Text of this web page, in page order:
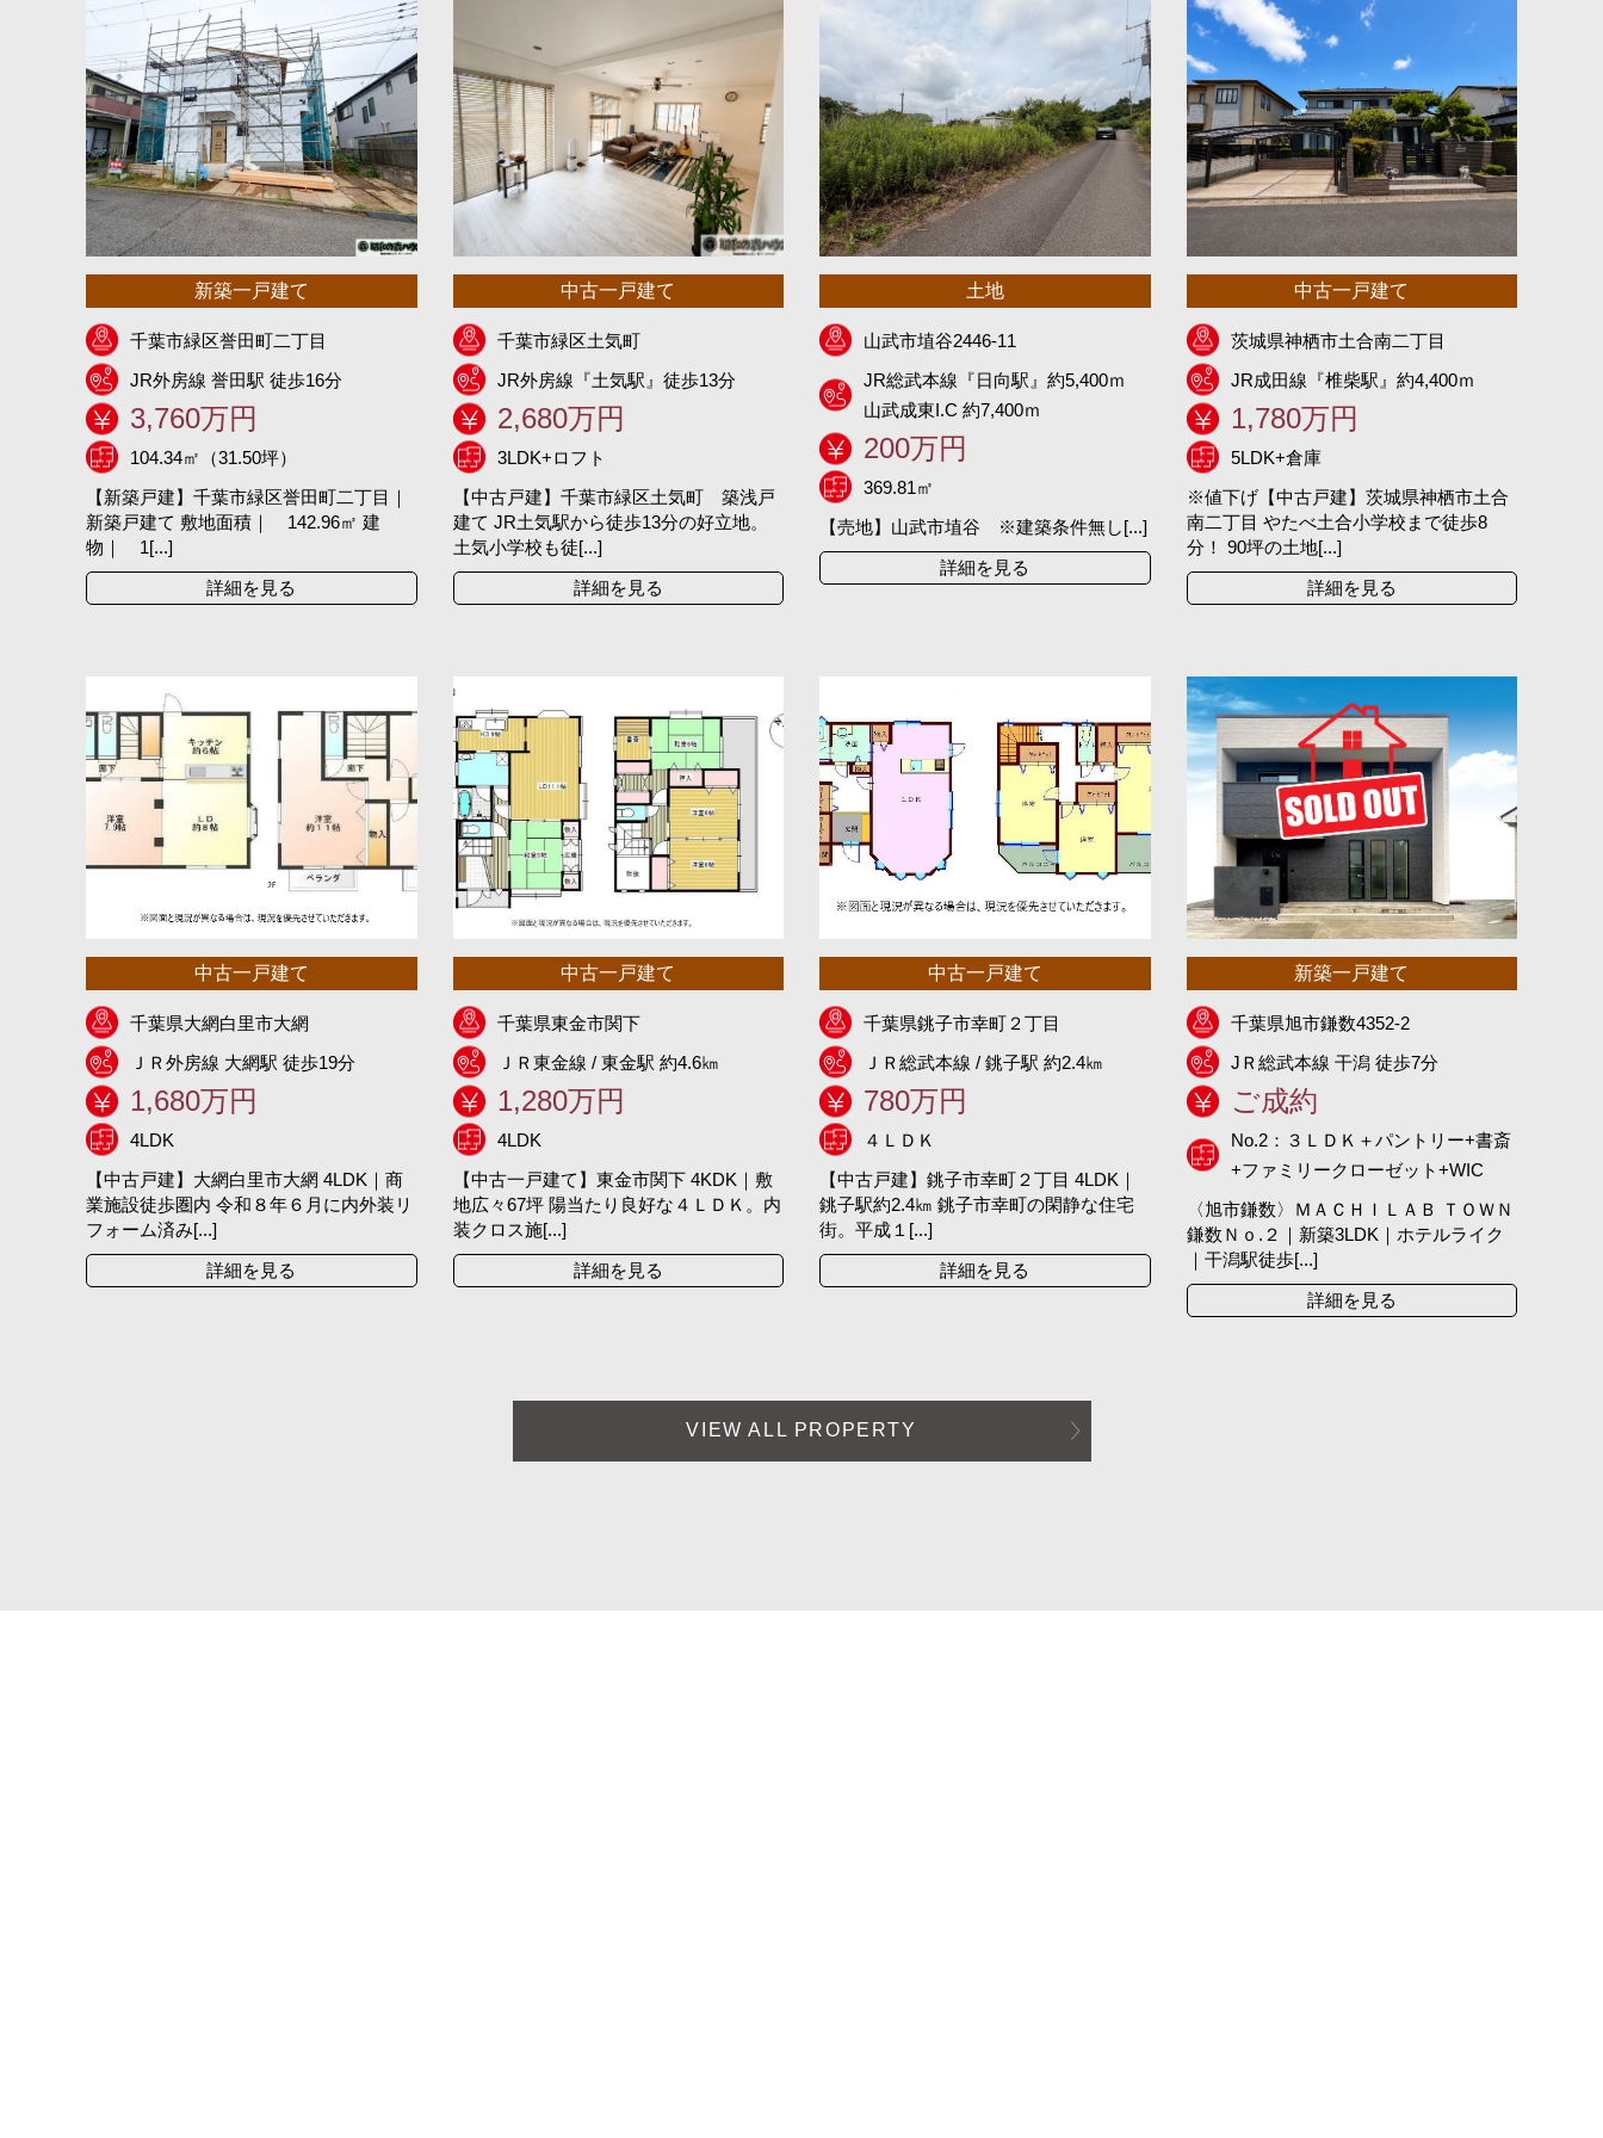
新築一戸建て
千葉市緑区誉田町二丁目
JR外房線 誉田駅 徒歩16分
3,760万円
104.34㎡（31.50坪）
【新築戸建】千葉市緑区誉田町二丁目｜
新築戸建て 敷地面積｜ 142.96㎡ 建
物｜ 1[...]
詳細を見る
中古一戸建て
千葉市緑区土気町
JR外房線『土気駅』徒歩13分
2,680万円
3LDK+ロフト
【中古戸建】千葉市緑区土気町 築浅戸
建て JR土気駅から徒歩13分の好立地。
土気小学校も徒[...]
詳細を見る
土地
山武市埴谷2446-11
JR総武本線『日向駅』約5,400ｍ
山武成東I.C 約7,400ｍ
200万円
369.81㎡
【売地】山武市埴谷 ※建築条件無し[...]
詳細を見る
中古一戸建て
茨城県神栖市土合南二丁目
JR成田線『椎柴駅』約4,400ｍ
1,780万円
5LDK+倉庫
※値下げ【中古戸建】茨城県神栖市土合
南二丁目 やたべ土合小学校まで徒歩8
分！ 90坪の土地[...]
詳細を見る
中古一戸建て
千葉県大網白里市大網
ＪＲ外房線 大網駅 徒歩19分
1,680万円
4LDK
【中古戸建】大網白里市大網 4LDK｜商
業施設徒歩圏内 令和８年６月に内外装リ
フォーム済み[...]
詳細を見る
中古一戸建て
千葉県東金市関下
ＪＲ東金線 / 東金駅 約4.6㎞
1,280万円
4LDK
【中古一戸建て】東金市関下 4KDK｜敷
地広々67坪 陽当たり良好な４ＬＤＫ。内
装クロス施[...]
詳細を見る
中古一戸建て
千葉県銚子市幸町２丁目
ＪＲ総武本線 / 銚子駅 約2.4㎞
780万円
４ＬＤＫ
【中古戸建】銚子市幸町２丁目 4LDK｜
銚子駅約2.4㎞ 銚子市幸町の閑静な住宅
街。平成１[...]
詳細を見る
新築一戸建て
千葉県旭市鎌数4352-2
JＲ総武本線 干潟 徒歩7分
ご成約
No.2：３ＬＤＫ＋パントリー+書斎
+ファミリークローゼット+WIC
〈旭市鎌数〉ＭＡＣＨＩＬＡＢ ＴＯＷＮ
鎌数Ｎｏ.２｜新築3LDK｜ホテルライク
｜干潟駅徒歩[...]
詳細を見る
VIEW ALL PROPERTY